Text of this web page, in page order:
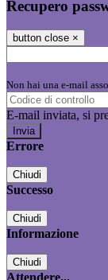
Recupero
button close ×
Non hai una e-mail
E-mail inviata, si
Errore
Chiudi
Successo
Chiudi
Informazione
Chiudi